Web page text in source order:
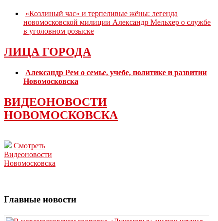
«Козлиный час» и терпеливые жёны: легенда
новомосковской милиции Александр Мельхер о службе
в уголовном розыске
ЛИЦА ГОРОДА
Александр Рем о семье, учебе, политике и развитии
Новомосковска
ВИДЕОНОВОСТИ
НОВОМОСКОВСКА
Смотреть
Видеоновости
Новомосковска
Главные новости